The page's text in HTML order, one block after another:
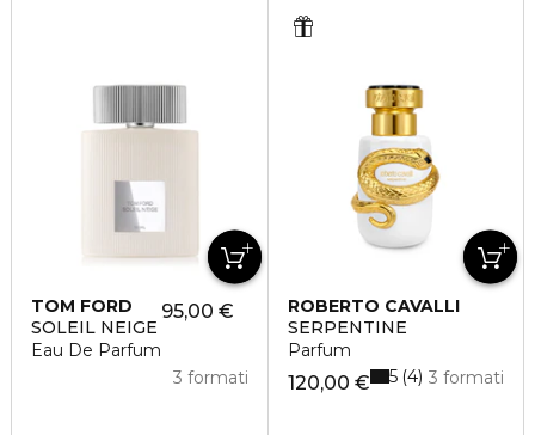
TOM FORD
SOLEIL NEIGE
Eau De Parfum
95,00 €
3 formati
ROBERTO CAVALLI
SERPENTINE
Parfum
120,00 € 3 formati
5 4